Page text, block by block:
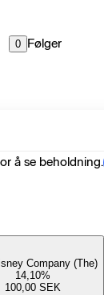
0 Følger
å se beholdning.
Company (The)
14,10%
100,00 SEK